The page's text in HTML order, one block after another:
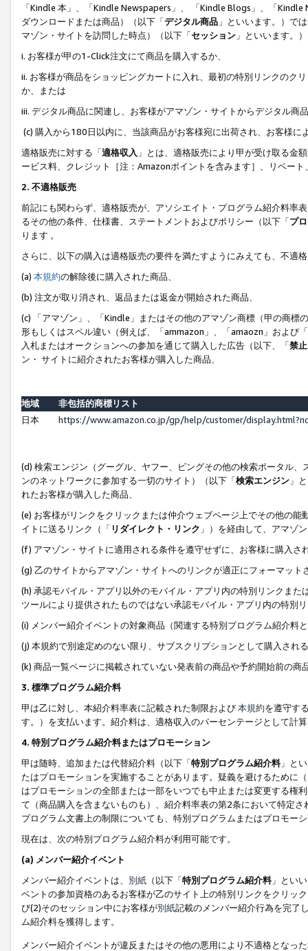
「Kindle 本」、「Kindle Newspapers」、 「Kindle Blogs」、「
ダウンロードまたは商品）（以下「デジタル商品 」といいます。）で
マゾン・サイトを訪問した時点）（以下「セッション 」といいます。
i. お客様が甲の1-Click注文にて商品を購入するか、
ii. お客様が商品をショッピングカートに入れ、最初の特別リンクのク
か、または
iii. デジタル商品に関連し、お客様がアマゾン・サイトからデジタル
(c) 購入から180日以内に、当該商品がお客様宛に出荷され、お客様
適格販売に対する「適格収入 」とは、適格販売により甲が受け取る金
ービス料、クレジット［注：Amazonポイントを含みます］、リベー
2. 不適格販売
前記にも関わらず、適格販売が、アソシエイト・プログラム紹介料率
るその他の条件、仕様書、ステートメントおよびポリシー（以下「プ
ります 。
さらに、以下の購入は適格販売の要件を満たすようにみえても、不適
(a) 本規約の解除後に購入された商品、
(b) 注文が取り消され、返品または返金が開始された商品、
(c) 「アマゾン」、「Kindle」またはその他のアマゾン商標（甲の商
形もしくはスペル違い（例えば、「ammazon」、「amaozn」および
入札またはオークションへの参加を通じて購入した広告（以下、「禁
ン・ サイトに紹介されたお客様が購入した商品、
地域
非包括的商標リスト
日本
https://www.amazon.co.jp/gp/help/customer/
(d) 検索エンジン（グーグル、ヤフー、ビングその他の検索ポータル
ンのネットワークに参加する一切のサイト）（以下「検索エンジン 」
れたお客様が購入した商品、
(e) お客様がリンクをクリックまたは仲介ウェブページ上でその他の
イトに送るリンク（「 リダイレクト・リンク 」）を経由して、アマゾ
(f) アマゾン・サイトに適用される条件を遵守せずに、お客様に購入さ
(g) 乙のサイトからアマゾン・サイトへのリンクが適正にフォーマッ
(h) 承認モバイル・アプリ以外のモバイル・アプリ内の特別リンクま
ツールにより提供されたものではない承認モバイル・アプリ内の特別
(i) メンバー紹介イベントの対象商品（関連する特別プログラム紹介料
(j) 本規約で別途定めのない限り、サブスクリプションとして購入され
(k) 商品一覧ページに掲載されていない発表前の商品や予約開始前の商
3. 標準プログラム紹介料
甲は乙に対し、本紹介料率表に記載された制限および本規約を遵守す
す。）を支払います。紹介料は、適格収入のパーセンテージとして計
4. 特別プログラム紹介料またはプロモーション
甲は随時、追加または代替紹介料（以下「特別プログラム紹介料」と
たはプロモーションを実施することがあります。疑義を避けるために
はプロモーションの全部または一部をいつでも中止または変更する権
て（商品購入を含まないものも）、紹介料率表の第2条において特定
プログラム文書上の制限についても、特別プログラムまたはプロモー
現在は、次の特別プログラム紹介料が利用可能です。
(a) メンバー紹介イベント
メンバー紹介イベントは、 別紙 （以下「特別プログラム紹介料」とい
ベントの参加資格のあるお客様が乙のサイト上の特別リンクをクリッ
び(2)そのセッション中にお客様が別紙記載のメンバー紹介行為を完了
ム紹介料を獲得します。
メンバー紹介イベントが違反またはその他の悪用により不適格となっ